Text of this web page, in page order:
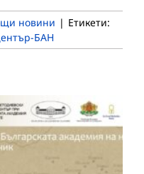
новини | Етикети:
БАН